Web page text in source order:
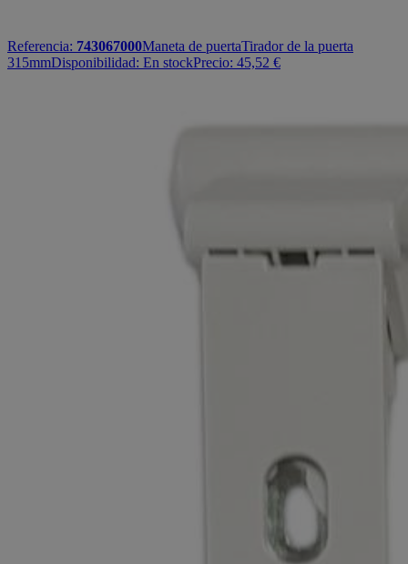
Referencia: 743067000Maneta de puertaTirador de la puerta
315mmDisponibilidad: En stockPrecio: 45,52 €